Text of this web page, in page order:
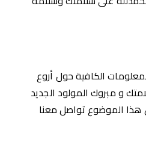
الكافية حول أروع
و مبروك المولود الجديد
هذا الموضوع تواصل معنا